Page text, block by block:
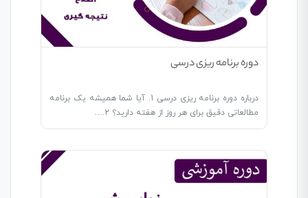
دوره برنامه ریزی درسی
درباره دوره برنامه ریزی درسی 1. آیا شما همیشه یک برنامه
مطالعاتی دقیق برای هر روز از هفته دارید؟ 2.…